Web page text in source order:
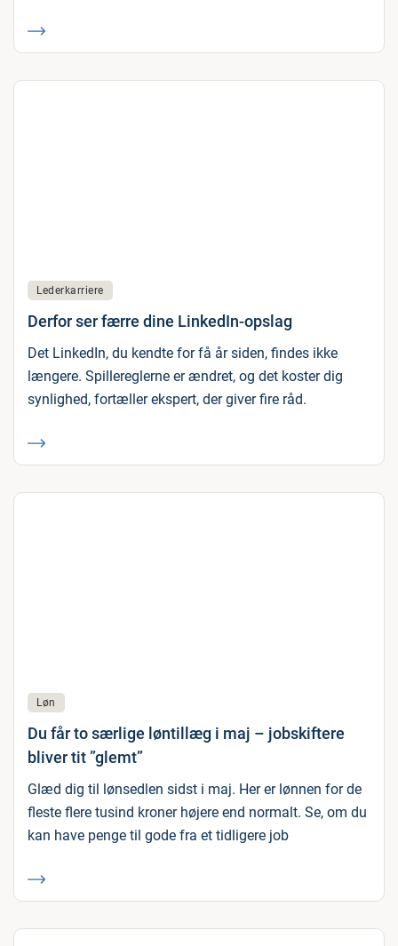
Lederkarriere
Derfor ser færre dine LinkedIn-opslag
Det LinkedIn, du kendte for få år siden, findes ikke
længere. Spillereglerne er ændret, og det koster dig
synlighed, fortæller ekspert, der giver fire råd.
Løn
Du får to særlige løntillæg i maj – jobskiftere
bliver tit ”glemt”
Glæd dig til lønsedlen sidst i maj. Her er lønnen for de
fleste flere tusind kroner højere end normalt. Se, om du
kan have penge til gode fra et tidligere job